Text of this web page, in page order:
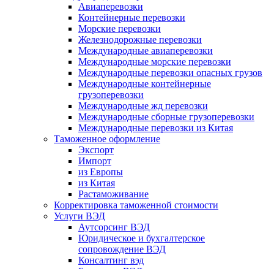
Авиаперевозки
Контейнерные перевозки
Морские перевозки
Железнодорожные перевозки
Международные авиаперевозки
Международные морские перевозки
Международные перевозки опасных грузов
Международные контейнерные
грузоперевозки
Международные жд перевозки
Международные сборные грузоперевозки
Международные перевозки из Китая
Таможенное оформление
Экспорт
Импорт
из Европы
из Китая
Растаможивание
Корректировка таможенной стоимости
Услуги ВЭД
Аутсорсинг ВЭД
Юридическое и бухгалтерское
сопровождение ВЭД
Консалтинг вэд